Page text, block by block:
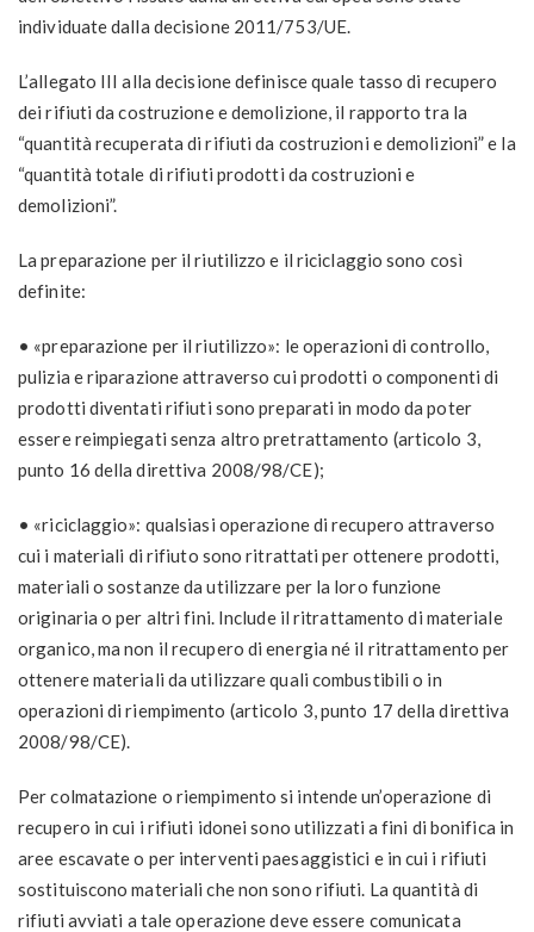
individuate dalla decisione 2011/753/UE.
L’allegato III alla decisione definisce quale tasso di recupero
dei rifiuti da costruzione e demolizione, il rapporto tra la
“quantità recuperata di rifiuti da costruzioni e demolizioni” e la
“quantità totale di rifiuti prodotti da costruzioni e
demolizioni”.
La preparazione per il riutilizzo e il riciclaggio sono così
definite:
• «preparazione per il riutilizzo»: le operazioni di controllo,
pulizia e riparazione attraverso cui prodotti o componenti di
prodotti diventati rifiuti sono preparati in modo da poter
essere reimpiegati senza altro pretrattamento (articolo 3,
punto 16 della direttiva 2008/98/CE);
• «riciclaggio»: qualsiasi operazione di recupero attraverso
cui i materiali di rifiuto sono ritrattati per ottenere prodotti,
materiali o sostanze da utilizzare per la loro funzione
originaria o per altri fini. Include il ritrattamento di materiale
organico, ma non il recupero di energia né il ritrattamento per
ottenere materiali da utilizzare quali combustibili o in
operazioni di riempimento (articolo 3, punto 17 della direttiva
2008/98/CE).
Per colmatazione o riempimento si intende un’operazione di
recupero in cui i rifiuti idonei sono utilizzati a fini di bonifica in
aree escavate o per interventi paesaggistici e in cui i rifiuti
sostituiscono materiali che non sono rifiuti. La quantità di
rifiuti avviati a tale operazione deve essere comunicata